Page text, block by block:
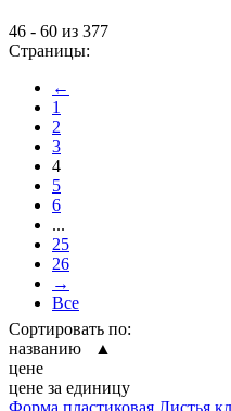
46 - 60 из 377
Страницы:
←
1
2
3
4
5
6
...
25
26
→
Все
Сортировать по:
названию ▲
цене
цене за единицу
Форма пластиковая Листья